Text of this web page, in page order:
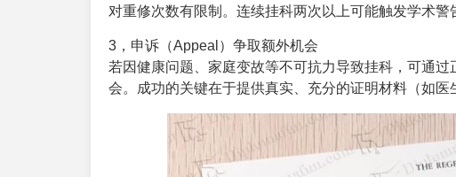
对重修次数有限制。连续挂科两次以上可能触发学术警
3，申诉（Appeal）争取额外机会‌
若因健康问题、家庭变故等不可抗力导致挂科，可通
会。成功的关键在于提供真实、充分的证明材料（如医